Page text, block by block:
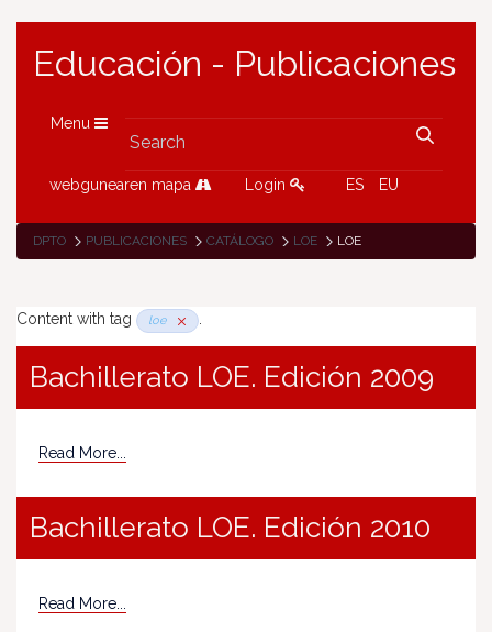
Educación - Publicaciones
Menu
webgunearen mapa Login ES EU
DPTO PUBLICACIONES CATÁLOGO LOE LOE
Content with tag loe .
Bachillerato LOE. Edición 2009
Read More...
Bachillerato LOE. Edición 2010
Read More...